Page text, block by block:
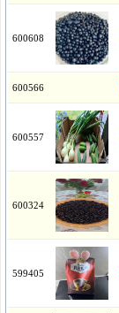
600608
600566
600557
600324
599405